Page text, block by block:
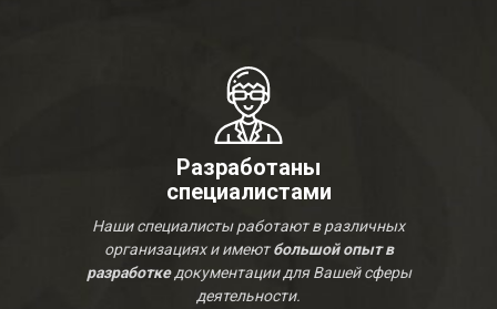
Разработаны
специалистами
Наши специалисты работают в различных
организациях и имеютбольшой опыт в
разработкедокументации для Вашей сферы
деятельности.